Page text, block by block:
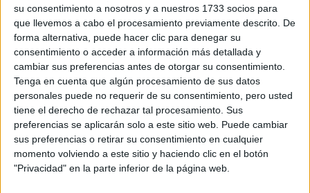
su consentimiento a nosotros y a nuestros 1733 socios para
que llevemos a cabo el procesamiento previamente descrito. De
forma alternativa, puede hacer clic para denegar su
consentimiento o acceder a información más detallada y
cambiar sus preferencias antes de otorgar su consentimiento.
Tenga en cuenta que algún procesamiento de sus datos
personales puede no requerir de su consentimiento, pero usted
tiene el derecho de rechazar tal procesamiento. Sus
preferencias se aplicarán solo a este sitio web. Puede cambiar
sus preferencias o retirar su consentimiento en cualquier
momento volviendo a este sitio y haciendo clic en el botón
"Privacidad" en la parte inferior de la página web.
Preinscripción online 2026: fechas, formularios
y nuestros mejores consejos